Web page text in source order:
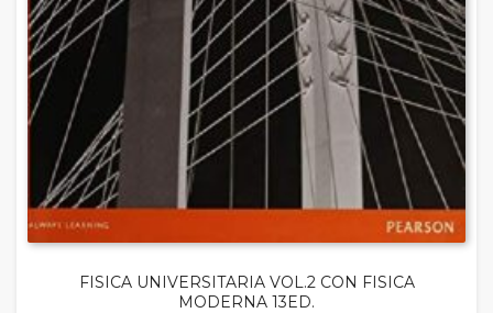
FISICA UNIVERSITARIA VOL.2 CON FISICA
MODERNA 13ED.